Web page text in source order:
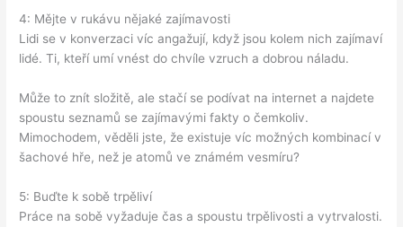
4: Mějte v rukávu nějaké zajímavosti
Lidi se v konverzaci víc angažují, když jsou kolem nich zajímaví
lidé. Ti, kteří umí vnést do chvíle vzruch a dobrou náladu.
Může to znít složitě, ale stačí se podívat na internet a najdete
spoustu seznamů se zajímavými fakty o čemkoliv.
Mimochodem, věděli jste, že existuje víc možných kombinací v
šachové hře, než je atomů ve známém vesmíru?
5: Buďte k sobě trpěliví
Práce na sobě vyžaduje čas a spoustu trpělivosti a vytrvalosti.